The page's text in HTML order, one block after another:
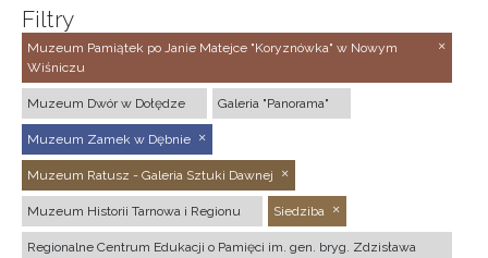
Filtry
Muzeum Pamiątek po Janie Matejce "Koryznówka" w Nowym
Wiśniczu
Muzeum Dwór w Dołędze Galeria "Panorama"
Muzeum Zamek w Dębnie
Muzeum Ratusz - Galeria Sztuki Dawnej
Muzeum Historii Tarnowa i Regionu Siedziba
Regionalne Centrum Edukacji o Pamięci im. gen. bryg. Zdzisława